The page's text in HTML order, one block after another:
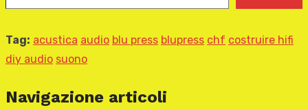
Tag: acustica audio blu press blupress chf costruire hifi
diy audio suono
Navigazione articoli